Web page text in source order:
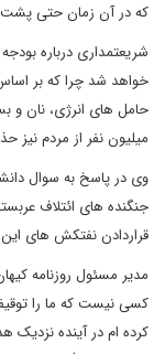
که در آن زمان حتی پشت
خواهد شد چرا که بر
حامل های انرژی، نان و
میلیون نفر از مردم
وی در پاسخ به سوال
جنگنده های ائتلاف
قراردادن نفتکش های
مدیر مسئول روزنامه
کسی نیست که ما را
کرده ام در آینده